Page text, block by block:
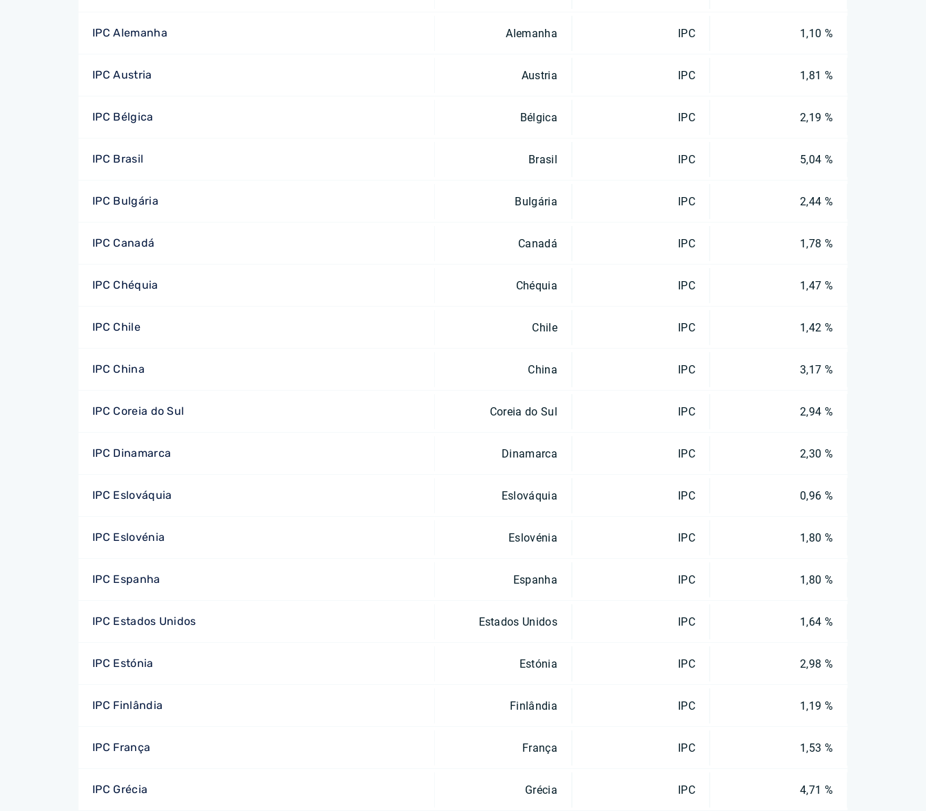
IPC Alemanha Alemanha IPC 1,10 %
IPC Austria Austria IPC 1,81 %
IPC Bélgica Bélgica IPC 2,19 %
IPC Brasil Brasil IPC 5,04 %
IPC Bulgária Bulgária IPC 2,44 %
IPC Canadá Canadá IPC 1,78 %
IPC Chéquia Chéquia IPC 1,47 %
IPC Chile Chile IPC 1,42 %
IPC China China IPC 3,17 %
IPC Coreia do Sul Coreia do Sul IPC 2,94 %
IPC Dinamarca Dinamarca IPC 2,30 %
IPC Eslováquia Eslováquia IPC 0,96 %
IPC Eslovénia Eslovénia IPC 1,80 %
IPC Espanha Espanha IPC 1,80 %
IPC Estados Unidos Estados Unidos IPC 1,64 %
IPC Estónia Estónia IPC 2,98 %
IPC Finlândia Finlândia IPC 1,19 %
IPC França França IPC 1,53 %
IPC Grécia Grécia IPC 4,71 %